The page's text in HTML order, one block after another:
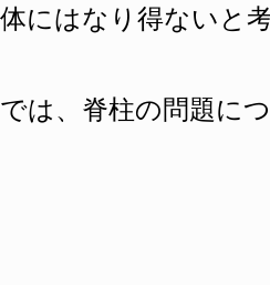
体にはなり得ないと
では、脊柱の問題に